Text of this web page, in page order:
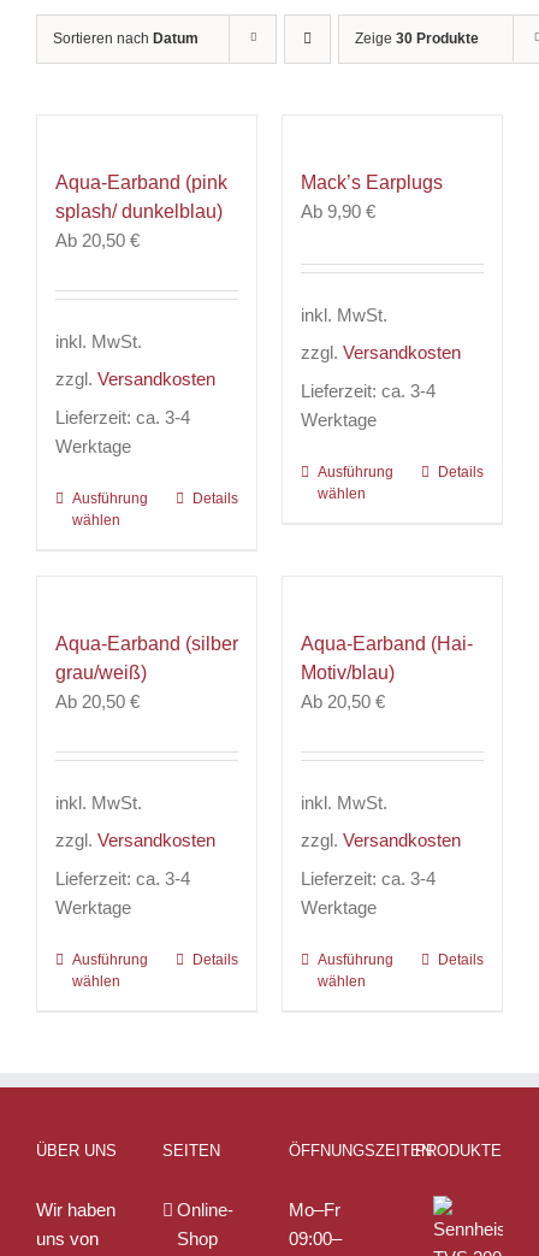
Sortieren nach Datum Zeige 30 Produkte
Aqua-Earband (pink
splash/ dunkelblau)
Ab 20,50 €
inkl. MwSt.
zzgl. Versandkosten
Lieferzeit: ca. 3-4
Werktage
Ausführung
wählen
Dieses
auf.
Die
auf
gewählt
werden
Details
Mack’s Earplugs
Ab 9,90 €
inkl. MwSt.
zzgl. Versandkosten
Lieferzeit: ca. 3-4
Werktage
Ausführung
wählen
Dieses
Die
Optionen
der
werden
Details
Aqua-Earband (silber
grau/weiß)
Ab 20,50 €
inkl. MwSt.
zzgl. Versandkosten
Lieferzeit: ca. 3-4
Werktage
Ausführung
wählen
Dieses
auf
Details
Aqua-Earband (Hai-
Motiv/blau)
Ab 20,50 €
inkl. MwSt.
zzgl. Versandkosten
Lieferzeit: ca. 3-4
Werktage
Ausführung
wählen
Dieses
können
Details
ÜBER UNS
Wir haben
uns von
SEITEN
Online-
Shop
ÖFFNUNGSZEITEN
Mo–Fr
09:00–
PRODUKTE